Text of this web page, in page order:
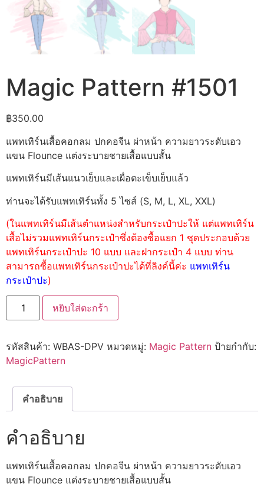
Magic Pattern #1501
฿350.00
แพทเทิร์นเสื้อคอกลม ปกคอจีน ผ่าหน้า ความยาวระดับเอว
แขน Flounce แต่งระบายชายเสื้อแบบสั้น
แพทเทิร์นมีเส้นแนวเย็บและเผื่อตะเข็บเย็บแล้ว
ท่านจะได้รับแพทเทิร์นทั้ง 5 ไซส์ (S, M, L, XL, XXL)
(ในแพทเทิร์นมีเส้นตำแหน่งสำหรับกระเป๋าปะให้ แต่แพทเทิร์น
เสื้อไม่รวมแพทเทิร์นกระเป๋าซึ่งต้องซื้อแยก 1 ชุดประกอบด้วย
แพทเทิร์นกระเป๋าปะ 10 แบบ และฝากระเป๋า 4 แบบ ท่าน
สามารถซื้อแพทเทิร์นกระเป๋าปะได้ที่ลิงค์นี้ค่ะ แพทเทิร์น
กระเป๋าปะ)
หยิบใส่ตะกร้า
รหัสสินค้า: WBAS-DPV หมวดหมู่: Magic Pattern ป้ายกำกับ:
MagicPattern
คำอธิบาย
คำอธิบาย
แพทเทิร์นเสื้อคอกลม ปกคอจีน ผ่าหน้า ความยาวระดับเอว
แขน Flounce แต่งระบายชายเสื้อแบบสั้น